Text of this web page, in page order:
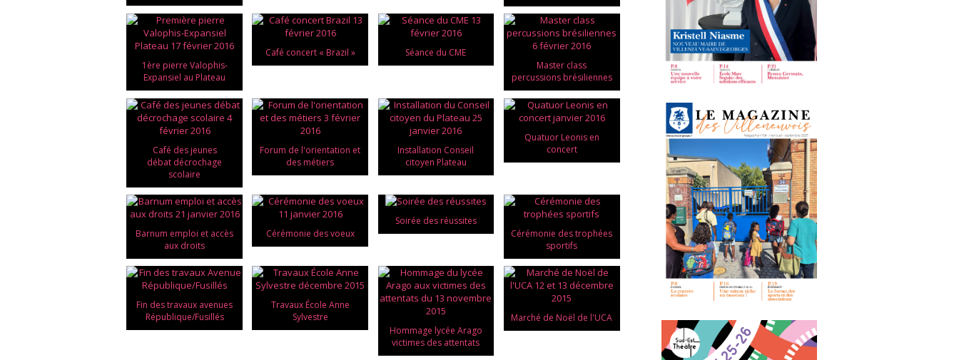
1ère pierre Valophis-
Expansiel au Plateau
Café concert « Brazil »
Séance du CME
Master class
percussions brésiliennes
Café des jeunes
débat décrochage
scolaire
Forum de l'orientation et
des métiers
Installation Conseil
citoyen Plateau
Quatuor Leonis en
concert
Barnum emploi et accès
aux droits
Cérémonie des voeux
Soirée des réussites
Cérémonie des trophées
sportifs
Fin des travaux avenues
République/Fusillés
Travaux École Anne
Sylvestre
Hommage lycée Arago
victimes des attentats
Marché de Noël de l'UCA